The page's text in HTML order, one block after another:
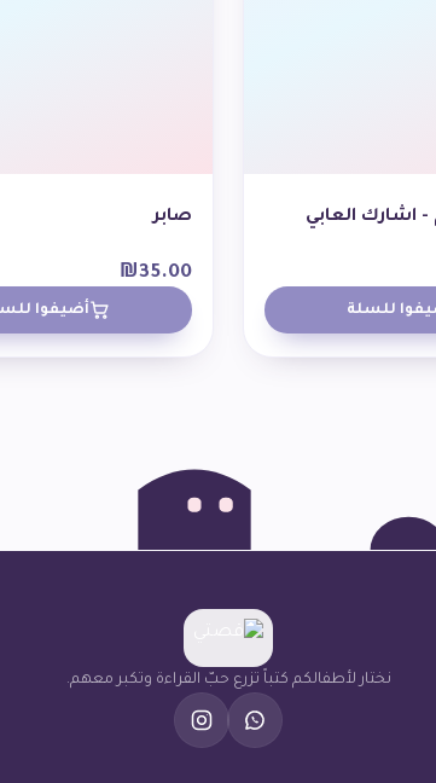
اشارك العابي
للسلة
صابر
₪35.00
أضيفوا
نختار لأطفالكم كتباً تزرع حبّ القراءة وتكبر معهم.